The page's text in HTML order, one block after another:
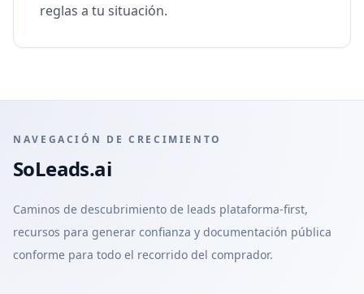
reglas a tu situación.
NAVEGACIÓN DE CRECIMIENTO
SoLeads.ai
Caminos de descubrimiento de leads plataforma-first,
recursos para generar confianza y documentación pública
conforme para todo el recorrido del comprador.